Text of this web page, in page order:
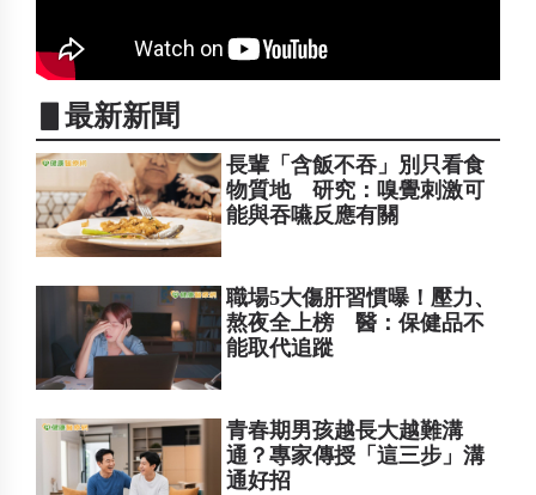
▋最新新聞
長輩「含飯不吞」別只看食
物質地 研究：嗅覺刺激可
能與吞嚥反應有關
職場5大傷肝習慣曝！壓力、
熬夜全上榜 醫：保健品不
能取代追蹤
青春期男孩越長大越難溝
通？專家傳授「這三步」溝
通好招